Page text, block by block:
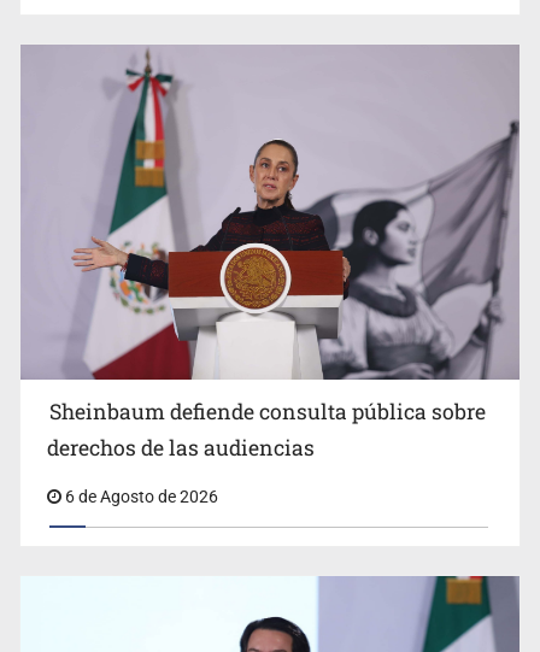
Impulsan jornada informativa sobre epilepsia en Six
Sheinbaum anuncia refuerzo de seguridad en
Michoacán para reactivar exportación de aguacate
Sheinbaum defiende consulta pública sobre
derechos de las audiencias
6 de Agosto de 2026